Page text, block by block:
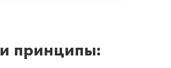
принципы: